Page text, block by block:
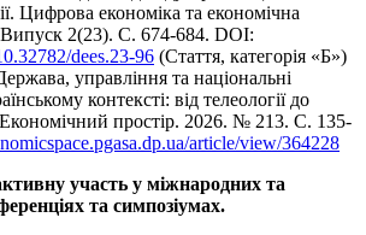
Цифрова економіка та економічна
2(23). С. 674-684. DOI:
dees.23-96 (Стаття, категорія «Б»)
управління та національні
контексті: від телеології до
простір. 2026. № 213. С. 135-
article/view/364228
участь у міжнародних та
та симпозіумах.